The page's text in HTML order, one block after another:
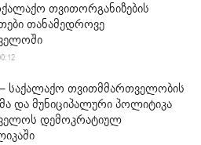
თვითორგანიზების
თანამედროვე
საქალაქო თვითმმართველობის
და მუნიციპალური პოლიტიკა
დემოკრატიულ